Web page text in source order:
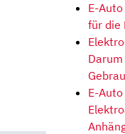
E-
für die
E-